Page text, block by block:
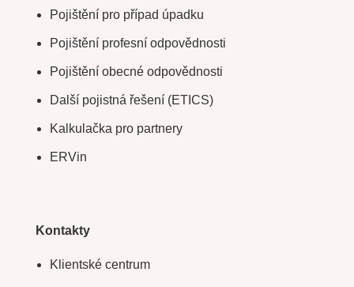
Pojištění pro případ úpadku
Pojištění profesní odpovědnosti
Pojištění obecné odpovědnosti
Další pojistná řešení (ETICS)
Kalkulačka pro partnery
ERVin
Kontakty
Klientské centrum